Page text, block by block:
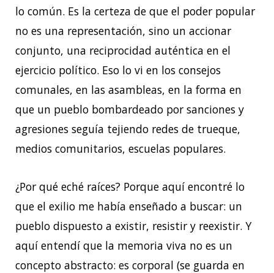
lo común. Es la certeza de que el poder popular
no es una representación, sino un accionar
conjunto, una reciprocidad auténtica en el
ejercicio político. Eso lo vi en los consejos
comunales, en las asambleas, en la forma en
que un pueblo bombardeado por sanciones y
agresiones seguía tejiendo redes de trueque,
medios comunitarios, escuelas populares.
¿Por qué eché raíces? Porque aquí encontré lo
que el exilio me había enseñado a buscar: un
pueblo dispuesto a existir, resistir y reexistir. Y
aquí entendí que la memoria viva no es un
concepto abstracto: es corporal (se guarda en